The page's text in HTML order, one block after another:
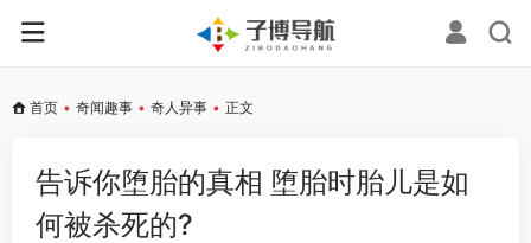
首页 • 奇闻趣事 • 奇人异事 • 正文
告诉你堕胎的真相 堕胎时胎儿是如
何被杀死的?